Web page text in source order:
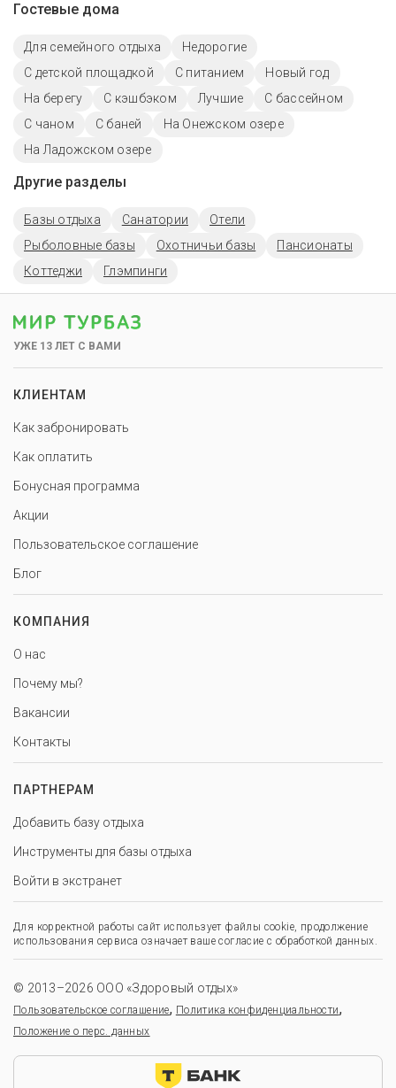
Гостевые дома
Для семейного отдыха
Недорогие
С детской площадкой
С питанием
Новый год
На берегу
С кэшбэком Лучшие
С бассейном
С чаном
С баней
На Онежском озере
На Ладожском озере
Другие разделы
Базы отдыха Санатории
Отели
Рыболовные базы
Охотничьи базы
Пансионаты
Коттеджи
Глэмпинги
УЖЕ 13 ЛЕТ С ВАМИ
КЛИЕНТАМ
Как забронировать
Как оплатить
Бонусная программа
Акции
Пользовательское соглашение
Блог
КОМПАНИЯ
О нас
Почему мы?
Вакансии
Контакты
ПАРТНЕРАМ
Добавить базу отдыха
Инструменты для базы отдыха
Войти в экстранет
Для корректной работы сайт использует файлы cookie, продолжение
использования сервиса означает ваше согласие с обработкой данных.
© 2013–2026 ООО «Здоровый отдых»
Пользовательское соглашение, Политика конфиденциальности,
Положение о перс. данных